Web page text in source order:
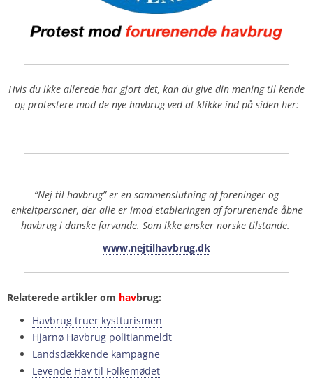
Hvis du ikke allerede har gjort det, kan du give din mening til kende
og protestere mod de nye havbrug ved at klikke ind på siden her:
“Nej til havbrug” er en sammenslutning af foreninger og
enkeltpersoner, der alle er imod etableringen af forurenende åbne
havbrug i danske farvande. Som ikke ønsker norske tilstande.
www.nejtilhavbrug.dk
Relaterede artikler om havbrug:
Havbrug truer kystturismen
Hjarnø Havbrug politianmeldt
Landsdækkende kampagne
Levende Hav til Folkemødet